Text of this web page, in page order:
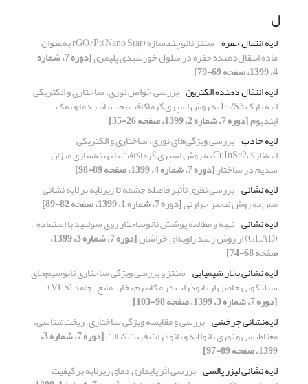
ل
لایه انتقال حفره سنتز نانوچندسازه rGO/Pt(Nano Star) به‌عنوان
ماده انتقال‌دهنده حفره در سلول خورشیدی پلیمری [دوره 7، شماره
4، 1399، صفحه 69-79]
لایه انتقال دهنده الکترون بررسی خواص نوری، ساختاری و الکتریکی
لایه نازک In2S3 به روش اسپری گرماکافت تحت تاثیر دما و نمک
ایندیوم[دوره 7، شماره 2، 1399، صفحه 26-35]
لایه جاذب بررسی ویژگی‌های نوری، ساختاری و الکتریکی
لایه‌نازکCuInSe2 به روش اسپری گرماکافت با بهینه‌سازی میزان
سدیم در ساختار[دوره 7، شماره 4، 1399، صفحه 89-98]
لایه نشانی بررسی نظری تأثیر فاصله چشمه تا زیرلایه بر لایه نشانی
مس به روش تبخیر حرارتی[دوره 7، شماره 1، 1399، صفحه 82-89]
لایه نشانی تهیه و مطالعه پوشش نانوساختار روی سولفید با استفاده
(GLAD) از روش رشد زاویه‌ای خراشان [دوره 7، شماره 3، 1399،
صفحه 68-74]
لایه نشانی بخار شیمیایی سنتز و بررسی ویژگی ساختاری نانوسیم‌های
سیلیکونی حاصل از نانوذرات در مکانیزم بخار-مایع-جامد (VLS)
[دوره 7، شماره 3، 1399، صفحه 98-103]
لایه‌نشانی چرخشی بررسی و مقایسه ویژگی ساختاری، ریخت‌شناسی،
مغناطیسی و نوری نانولایه و نانوذرات فریت کبالت [دوره 7، شماره 3،
1399، صفحه 89-97]
لایه نشانی لیزر پالسی بررسی اثر پایداری دمای زیرلایه بر کیفیت